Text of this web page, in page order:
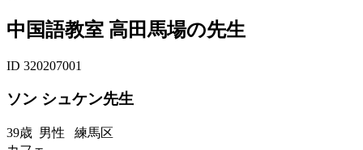
中国語教室 高田馬場の先生
ID 320207001
ソン シュケン先生
39歳 男性 練馬区